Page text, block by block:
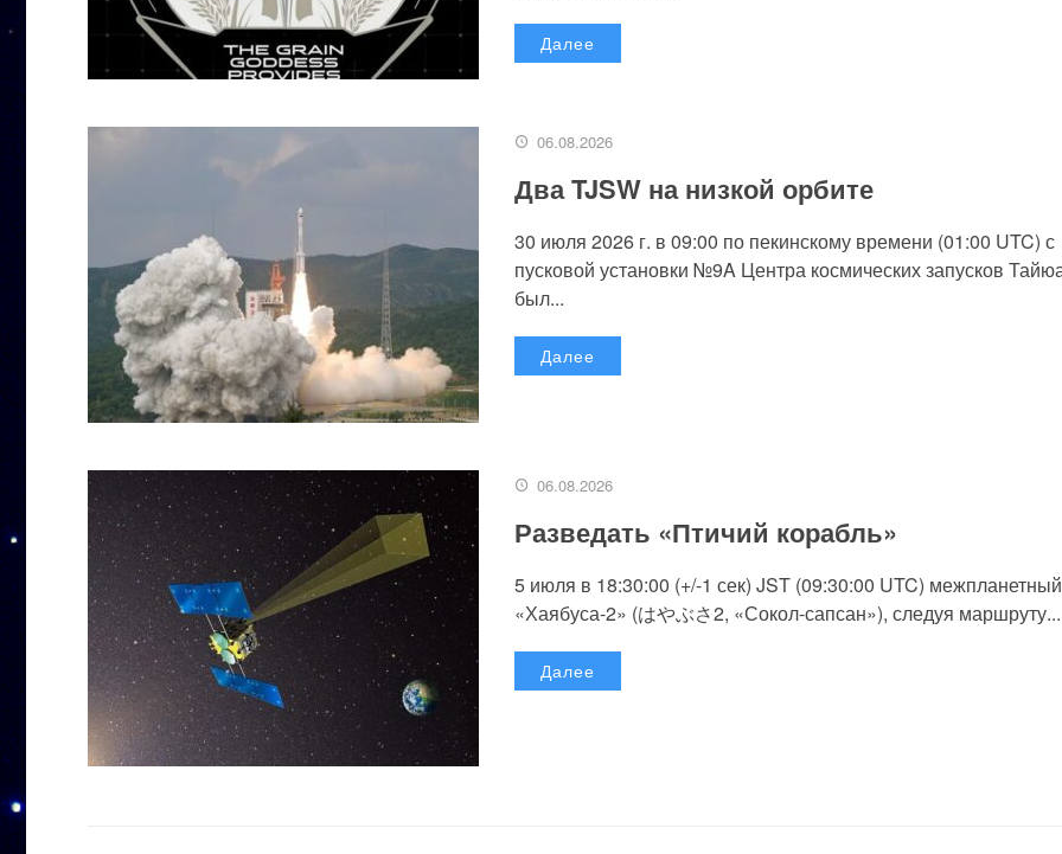
Далее
06.08.2026
Два TJSW на низкой орбите
30 июля 2026 г. в 09:00 по пекинскому времени (01:00 UTC) с
пусковой установки №9A Центра космических запусков
был...
Далее
06.08.2026
Разведать «Птичий корабль»
5 июля в 18:30:00 (+/-1 сек) JST (09:30:00 UTC)
«Хаябуса-2» (はやぶさ2, «Сокол-сапсан»), следуя маршруту...
Далее